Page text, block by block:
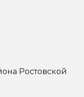
Ростовской